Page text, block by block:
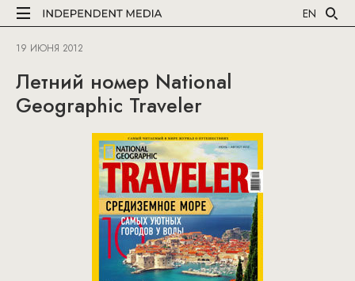
EN
19 ИЮНЯ 2012
Летний номер National
Geographic Traveler